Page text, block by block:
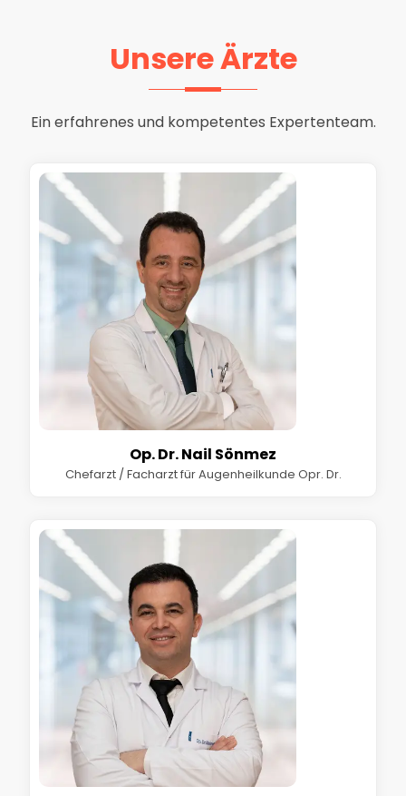
Unsere Ärzte
Ein erfahrenes und kompetentes Expertenteam.
Op. Dr. Nail Sönmez
Chefarzt / Facharzt für Augenheilkunde Opr. Dr.